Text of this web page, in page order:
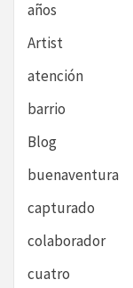
años
Artist
atención
barrio
Blog
buenaventura
capturado
colaborador
cuatro